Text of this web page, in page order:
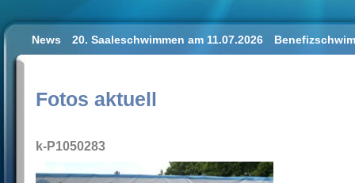
News 20. Saaleschwimmen am 11.07.2026
Fotos aktuell
k-P1050283